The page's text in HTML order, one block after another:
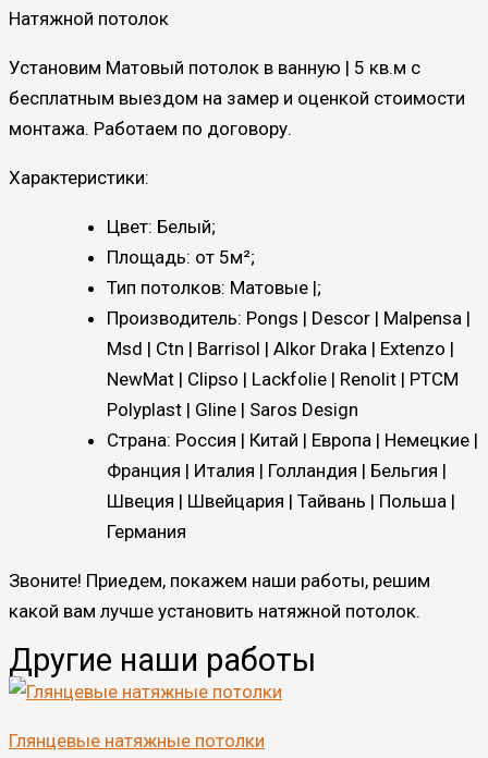
Натяжной потолок
Установим Матовый потолок в ванную | 5 кв.м с
бесплатным выездом на замер и оценкой стоимости
монтажа. Работаем по договору.
Характеристики:
Цвет: Белый;
Площадь: от 5м²;
Тип потолков: Матовые |;
Производитель: Pongs | Descor | Malpensa |
Msd | Ctn | Barrisol | Alkor Draka | Extenzo |
NewMat | Clipso | Lackfolie | Renolit | PTCM
Polyplast | Gline | Saros Design
Страна: Россия | Китай | Европа | Немецкие |
Франция | Италия | Голландия | Бельгия |
Швеция | Швейцария | Тайвань | Польша |
Германия
Звоните! Приедем, покажем наши работы, решим
какой вам лучше установить натяжной потолок.
Другие наши работы
Глянцевые натяжные потолки